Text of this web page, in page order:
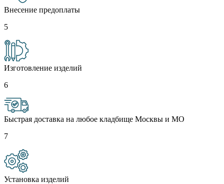
Внесение предоплаты
5
Изготовление изделий
6
Быстрая доставка на любое кладбище Москвы и МО
7
Установка изделий